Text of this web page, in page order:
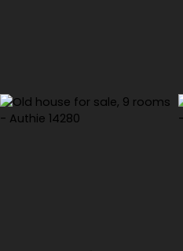
Espace client